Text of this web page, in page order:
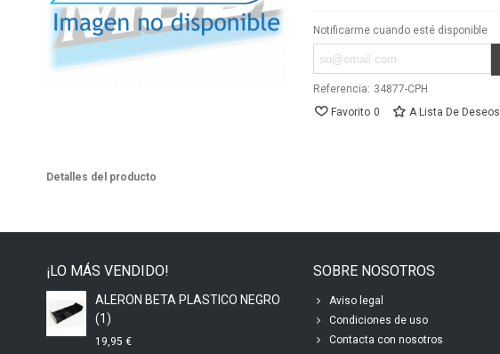
Notificarme cuando esté disponible
Referencia: 34877-CPH
Favorito 0 A Lista De Deseos
Detalles del producto
¡LO MÁS VENDIDO!
ALERON BETA PLASTICO NEGRO
(1)
19,95 €
SOBRE NOSOTROS
Aviso legal
Condiciones de uso
Contacta con nosotros